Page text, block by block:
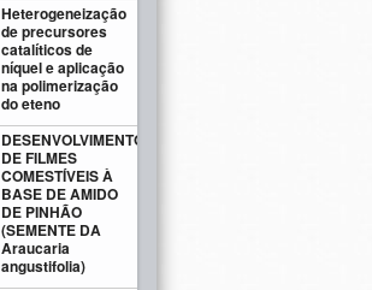
Heterogeneização
de precursores
catalíticos de
níquel e aplicação
na polimerização
do eteno
DESENVOLVIMENTO
DE FILMES
COMESTÍVEIS À
BASE DE AMIDO
DE PINHÃO
(SEMENTE DA
Araucaria
angustifolia)